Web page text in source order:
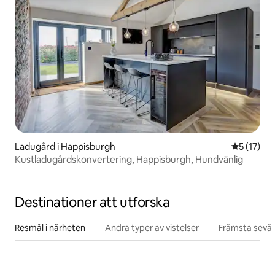
Ladugård i Happisburgh 5 av 5 i
5 (17)
Kustladugårdskonvertering, Happisburgh, Hundvänlig
Destinationer att utforska
Resmål i närheten Andra typer av vistelser Främsta